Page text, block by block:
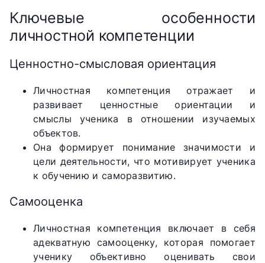
Ключевые особенности
личностной компетенции
Ценностно-смысловая ориентация
Личностная компетенция отражает и
развивает ценностные ориентации и
смыслы ученика в отношении изучаемых
объектов.
Она формирует понимание значимости и
цели деятельности, что мотивирует ученика
к обучению и саморазвитию.
Самооценка
Личностная компетенция включает в себя
адекватную самооценку, которая помогает
ученику объективно оценивать свои